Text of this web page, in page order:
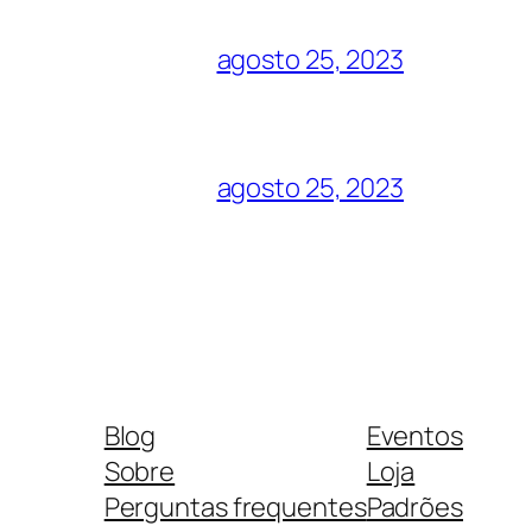
agosto 25, 2023
agosto 25, 2023
Blog
Sobre
Perguntas frequentes
Eventos
Loja
Padrões